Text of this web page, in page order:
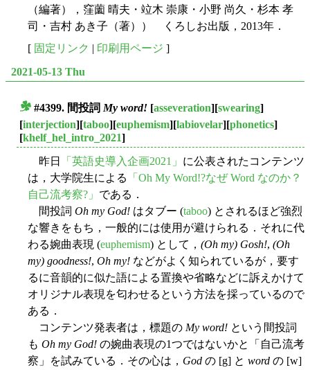
（編著），窪薗 晴夫・竝木 崇康・小野 尚久・杉本 孝
司・吉村 あき子（著）） くろしお出版，2013年．
[ 固定リンク | 印刷用ページ ]
2021-05-13 Thu
#4399. 間投詞My word! [asseveration][swearing]
[interjection][taboo][euphemism][labiovelar][phonetics]
[khelf_hel_intro_2021]
昨日
「英語史導入企画2021」 に公表されたコンテンツ
は，大学院生による
「Oh My Word!?なぜ Word なのか？
自己流考察?」 である．
間投詞 Oh my God! はタブー (taboo) とされるほど強烈
な響きをもち，一般的には使用が避けられる．それに代
わる婉曲表現 (euphemism) として， (Oh my) Gosh!, (Oh
my) goodness!, Oh my! などがよく知られているが，要す
るに音韻的に似た語による置換や省略などに訴えかけて
オリジナル表現を匂わせるという方法を採っているので
ある．
コンテンツ発表者は，標題の My word! という間投詞
も Oh my God! の婉曲表現の1つではないかと「自己流考
察」を試みている．その心は， God の [g] と word の [w]